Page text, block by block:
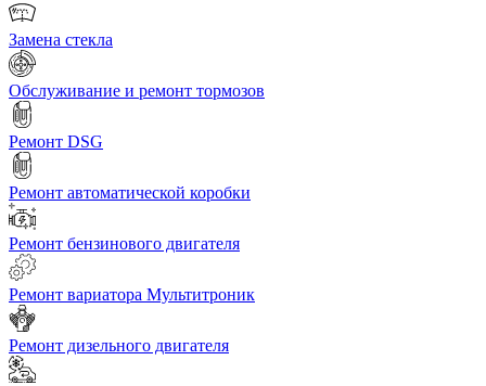
Замена стекла
Обслуживание и ремонт тормозов
Ремонт DSG
Ремонт автоматической коробки
Ремонт бензинового двигателя
Ремонт вариатора Мультитроник
Ремонт дизельного двигателя